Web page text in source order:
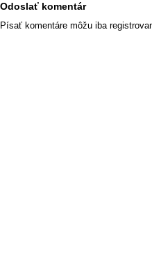
Odoslať komentár
Písať komentáre môžu iba